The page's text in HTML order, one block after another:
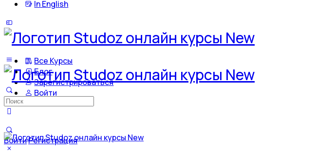
In English
Все Курсы
Блог
Зарегистрироваться
Войти
ВойтиРегистрация
Искать: